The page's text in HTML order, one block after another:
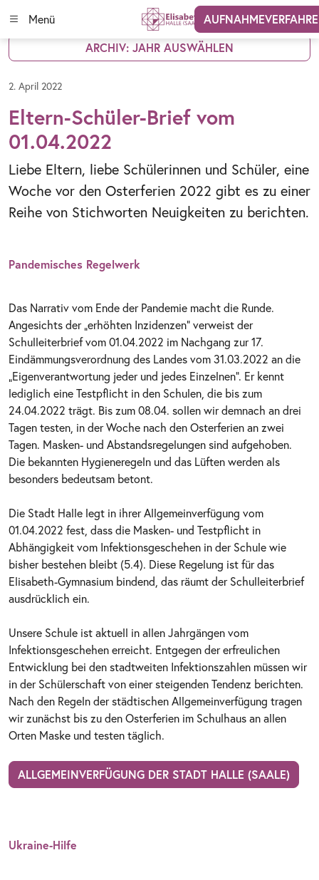
Menü
2. April 2022
Eltern-Schüler-Brief vom
01.04.2022
Liebe Eltern, liebe Schülerinnen und Schüler, eine
Woche vor den Osterferien 2022 gibt es zu einer
Reihe von Stichworten Neuigkeiten zu berichten.
Pandemisches Regelwerk
Das Narrativ vom Ende der Pandemie macht die Runde.
Angesichts der „erhöhten Inzidenzen“ verweist der
Schulleiterbrief vom 01.04.2022 im Nachgang zur 17.
Eindämmungsverordnung des Landes vom 31.03.2022 an die
„Eigenverantwortung jeder und jedes Einzelnen“. Er kennt
lediglich eine Testpflicht in den Schulen, die bis zum
24.04.2022 trägt. Bis zum 08.04. sollen wir demnach an drei
Tagen testen, in der Woche nach den Osterferien an zwei
Tagen. Masken- und Abstandsregelungen sind aufgehoben.
Die bekannten Hygieneregeln und das Lüften werden als
besonders bedeutsam betont.
Die Stadt Halle legt in ihrer Allgemeinverfügung vom
01.04.2022 fest, dass die Masken- und Testpflicht in
Abhängigkeit vom Infektionsgeschehen in der Schule wie
bisher bestehen bleibt (5.4). Diese Regelung ist für das
Elisabeth-Gymnasium bindend, das räumt der Schulleiterbrief
ausdrücklich ein.
Unsere Schule ist aktuell in allen Jahrgängen vom
Infektionsgeschehen erreicht. Entgegen der erfreulichen
Entwicklung bei den stadtweiten Infektionszahlen müssen wir
in der Schülerschaft von einer steigenden Tendenz berichten.
Nach den Regeln der städtischen Allgemeinverfügung tragen
wir zunächst bis zu den Osterferien im Schulhaus an allen
Orten Maske und testen täglich.
ALLGEMEINVERFÜGUNG DER STADT HALLE (SAALE)
Ukraine-Hilfe
ARCHIV: JAHR AUSWÄHLEN